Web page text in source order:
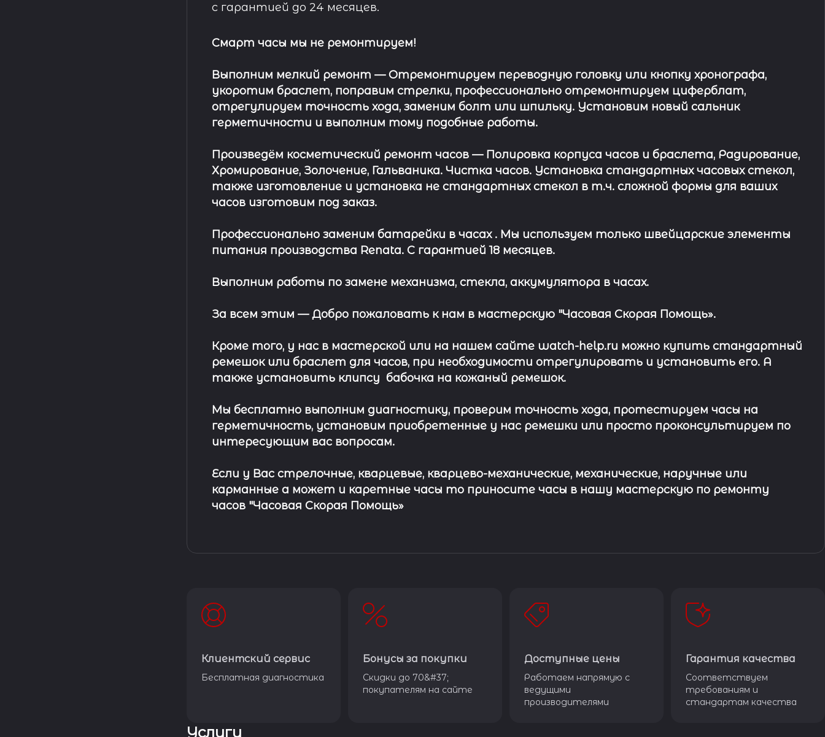
с гарантией до 24 месяцев.
Смарт часы мы не ремонтируем!
Выполним мелкий ремонт — Отремонтируем переводную головку или кнопку хронографа,
укоротим браслет, поправим стрелки, профессионально отремонтируем циферблат,
отрегулируем точность хода, заменим болт или шпильку. Установим новый сальник
герметичности и выполним тому подобные работы.
Произведём косметический ремонт часов— Полировка корпуса часов и браслета, Радирование,
Хромирование, Золочение, Гальваника. Чистка часов. Установка стандартных часовых стекол,
также изготовление и установка не стандартных стекол в т.ч. сложной формы для ваших
часов изготовим под заказ.
Профессионально заменим батарейки в часах . Мы используем только швейцарские элементы
питания производства Renata. С гарантией 18 месяцев.
Выполним работы по замене механизма, стекла, аккумулятора в часах.
За всем этим —Добро пожаловать к нам в мастерскую "Часовая Скорая Помощь».
Кроме того, у нас в мастерской или на нашем сайте watch-help.ru можно купить стандартный
ремешокилибраслет для часов, при необходимости отрегулировать и установить его. А
также установить клипсу бабочка на кожаный ремешок.
Мы бесплатно выполним диагностику, проверим точность хода, протестируем часы на
герметичность, установим приобретенные у нас ремешки или просто проконсультируем по
интересующим вас вопросам.
Если у Вас стрелочные, кварцевые, кварцево-механические, механические, наручные или
карманные а может и каретные часы то приносите часы в нашу мастерскую по ремонту
часов "Часовая Скорая Помощь»
Клиентский сервис
Бесплатная диагностика
Бонусы за покупки
Скидки до 70&#37;
покупателям на сайте
Доступные цены
Работаем напрямую с
ведущими
производителями
Гарантия качества
Соответствуем
требованиям и
стандартам качества
Услуги